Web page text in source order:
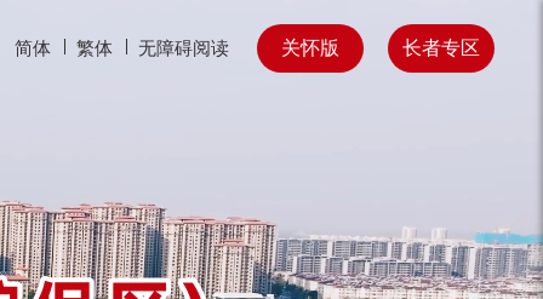
简体 繁体 无障碍阅读 关怀版 长者专区